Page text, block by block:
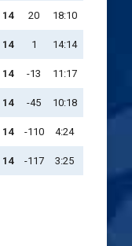
14 20 18:10
14 1 14:14
14 -13 11:17
14 -45 10:18
14 -110 4:24
14 -117 3:25